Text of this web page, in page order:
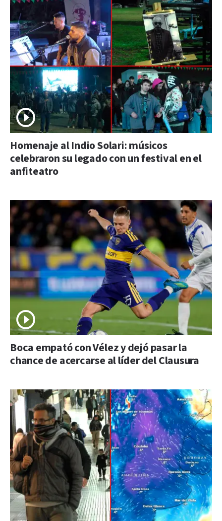
Homenaje al Indio Solari: músicos
celebraron su legado con un festival en el
anfiteatro
Boca empató con Vélez y dejó pasar la
chance de acercarse al líder del Clausura